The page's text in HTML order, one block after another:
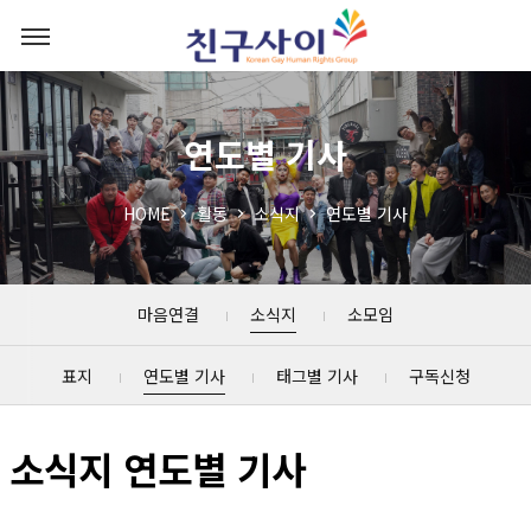
연도별 기사
HOME 활동 소식지 연도별 기사
마음연결 소식지 소모임
표지 연도별 기사 태그별 기사 구독신청
소식지 연도별 기사